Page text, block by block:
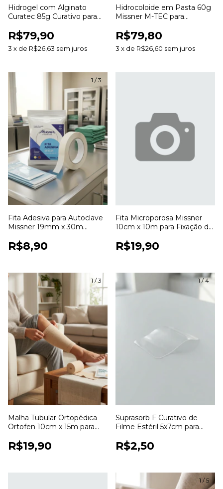
Hidrogel com Alginato
Curatec 85g Curativo para
Desbridamento de Feridas
R$79,90
3 x de R$26,63 sem juros
Hidrocoloide em Pasta 60g
Missner M-TEC para
Feridas
R$79,80
3 x de R$26,60 sem juros
1 /3
Fita Adesiva para Autoclave
Missner 19mm x 30m
R$8,90
Fita Microporosa Missner
10cm x 10m para Fixação de
R$19,90
1 /3
Malha Tubular Ortopédica
Ortofen 10cm x 15m para
Curativos
R$19,90
1/4
Suprasorb F Curativo de
Filme Estéril 5x7cm para
R$2,50
1 /5